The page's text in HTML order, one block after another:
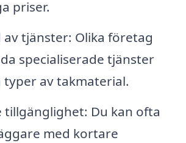
priser.
av tjänster: Olika företag
specialiserade tjänster
typer av takmaterial.
tillgänglighet: Du kan ofta
med kortare